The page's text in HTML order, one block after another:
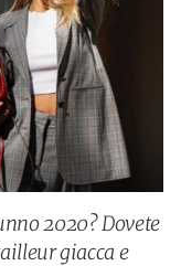
2020? Dovete
giacca e